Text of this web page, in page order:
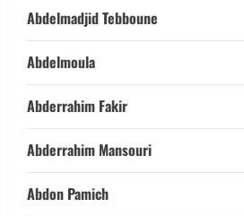
Abdelmadjid Tebboune
Abdelmoula
Abderrahim Fakir
Abderrahim Mansouri
Abdon Pamich